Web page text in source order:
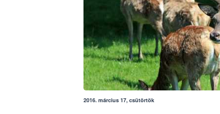
2016. március 17, csütörtök